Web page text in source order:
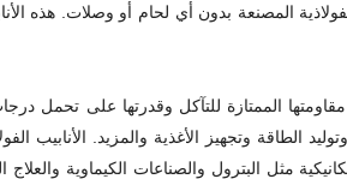
الفولاذية المصنعة بدون أي لحام أو وصلات.
الممتازة للتآكل وقدرتها على تحمل
الطاقة وتجهيز الأغذية والمزيد.
مثل البترول والصناعات الكيماوية والعلاج